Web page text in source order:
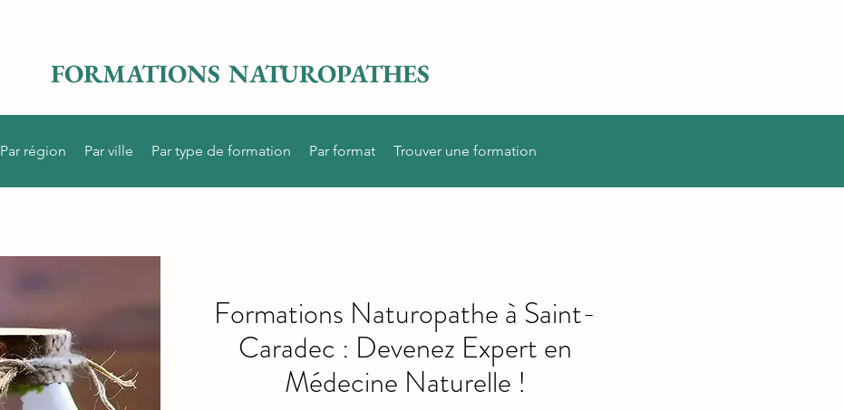
FORMATIONS NATUROPATHES
Par région Par ville Par type de formation Par format Trouver une formation
Formations Naturopathe à Saint-
Caradec : Devenez Expert en
Médecine Naturelle !